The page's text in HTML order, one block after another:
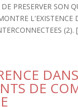
PRESERVER SON
L'EXISTENCE
DE